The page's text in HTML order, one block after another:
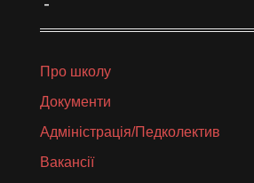
Про школу
Документи
Адміністрація/Педколектив
Вакансії